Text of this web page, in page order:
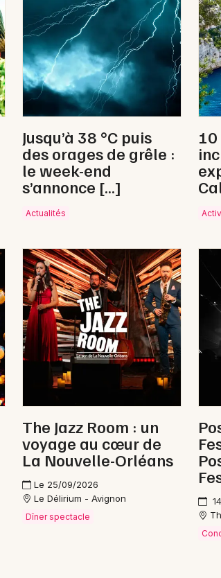
Newsletter des
Artistes en
Magazine à
84 - Vaucluse
Choisir mes
Je
Jusqu’à 38 °C puis
des orages de grêle :
le week-end
s’annonce […]
Actualités
The Jazz Room : un
voyage au cœur de
La Nouvelle-Orléans
Le 25/09/2026
Le Délirium - Avignon
Dîner spectacle